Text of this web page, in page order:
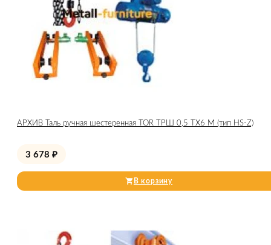
АРХИВ Таль ручная шестеренная TOR ТРШ 0,5 ТХ6 М (тип HS-Z)
3 678 ₽
В корзину